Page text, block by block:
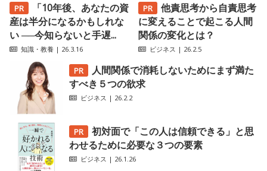
「10年後、あなたの資
産は半分になるかもしれな
い ──今知らないと手遅...
知識・教養 | 26.3.16
他責思考から自責思考
に変えることで起こる人間
関係の変化とは？
ビジネス | 26.2.5
人間関係で消耗しないためにまず満た
すべき５つの欲求
ビジネス | 26.2.2
初対面で「この人は信頼できる」と思
わせるために必要な３つの要素
ビジネス | 26.1.26